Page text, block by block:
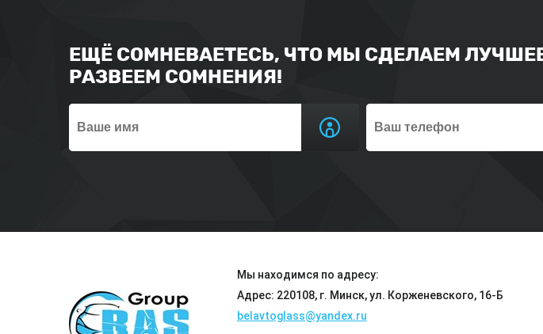
ЕЩЁ СОМНЕВАЕТЕСЬ, ЧТО МЫ СДЕЛАЕМ
РАЗВЕЕМ СОМНЕНИЯ!
Мы находимся по адресу:
Адрес: 220108, г. Минск, ул. Корженевского, 16-Б
belavtoglass@yandex.ru